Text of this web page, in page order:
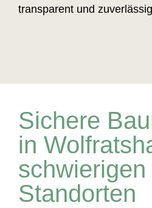
transparent und
Sichere
in
schwierigen
Standorten